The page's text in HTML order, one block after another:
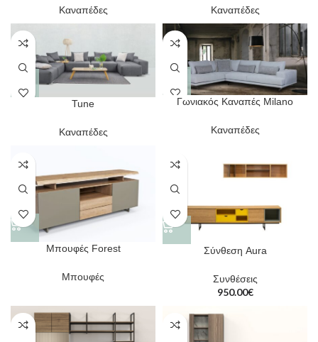
Καναπέδες Καναπέδες
Tune
Καναπέδες
Γωνιακός Καναπές Milano
Καναπέδες
Μπουφές Forest
Μπουφές
Σύνθεση Aura
Συνθέσεις
950.00€